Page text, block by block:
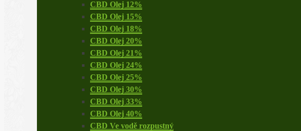
CBD Olej 12%
CBD Olej 15%
CBD Olej 18%
CBD Olej 20%
CBD Olej 21%
CBD Olej 24%
CBD Olej 25%
CBD Olej 30%
CBD Olej 33%
CBD Olej 40%
CBD Ve vodě rozpustný